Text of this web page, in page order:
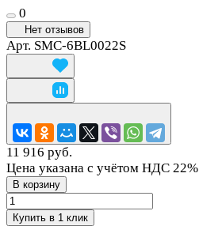
0
Нет отзывов
Арт. SMC-6BL0022S
11 916 руб.
Цена указана с учётом НДС 22%
В корзину
Купить в 1 клик